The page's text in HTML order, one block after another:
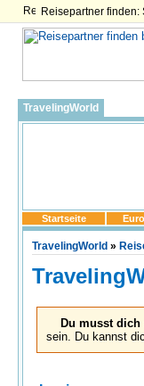
Reisepartner finden:
TravelingWorld
Startseite
TravelingWorld »
Du musst dich
sein. Du kannst